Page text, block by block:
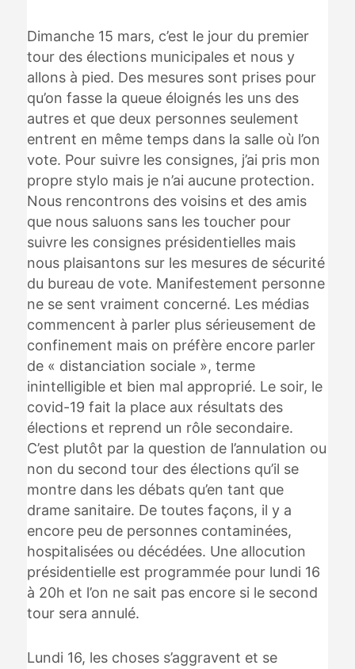
Dimanche 15 mars, c’est le jour du premier
tour des élections municipales et nous y
allons à pied. Des mesures sont prises pour
qu’on fasse la queue éloignés les uns des
autres et que deux personnes seulement
entrent en même temps dans la salle où l’on
vote. Pour suivre les consignes, j’ai pris mon
propre stylo mais je n’ai aucune protection.
Nous rencontrons des voisins et des amis
que nous saluons sans les toucher pour
suivre les consignes présidentielles mais
nous plaisantons sur les mesures de sécurité
du bureau de vote. Manifestement personne
ne se sent vraiment concerné. Les médias
commencent à parler plus sérieusement de
confinement mais on préfère encore parler
de « distanciation sociale », terme
inintelligible et bien mal approprié. Le soir, le
covid-19 fait la place aux résultats des
élections et reprend un rôle secondaire.
C’est plutôt par la question de l’annulation ou
non du second tour des élections qu’il se
montre dans les débats qu’en tant que
drame sanitaire. De toutes façons, il y a
encore peu de personnes contaminées,
hospitalisées ou décédées. Une allocution
présidentielle est programmée pour lundi 16
à 20h et l’on ne sait pas encore si le second
tour sera annulé.
Lundi 16, les choses s’aggravent et se